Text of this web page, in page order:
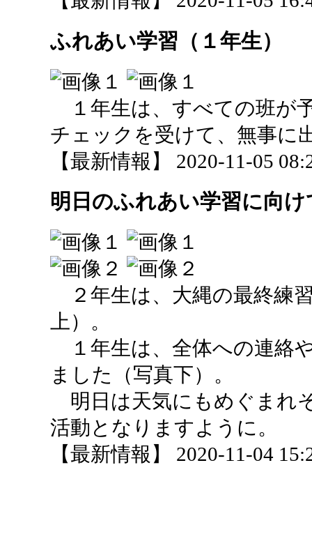
ふれあい学習（１年生）
１年生は、すべての班が
チェックを受けて、無事に
【最新情報】 2020-11-05
明日のふれあい学習に向け
２年生は、大縄の最終練
上）。
１年生は、全体への連絡
ました（写真下）。
明日は天気にもめぐまれ
活動となりますように。
【最新情報】 2020-11-04